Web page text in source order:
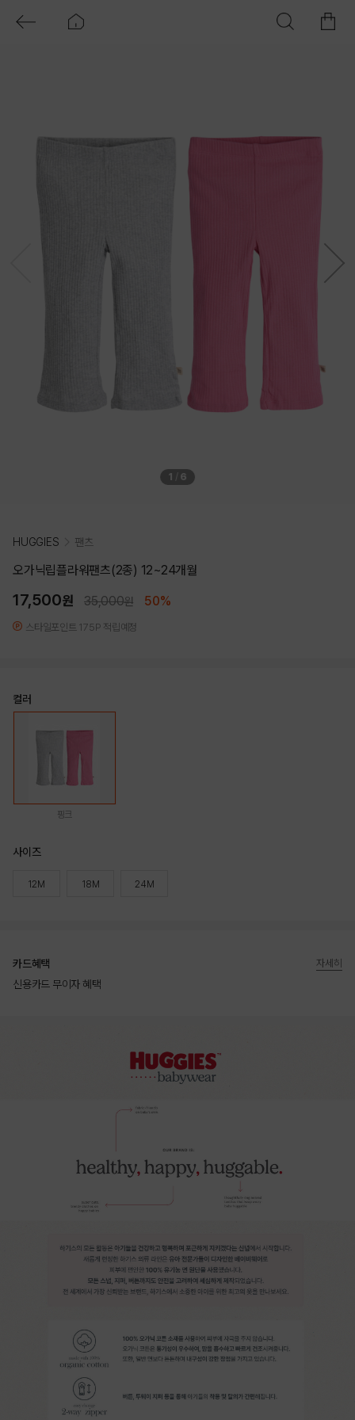
1 / 6
HUGGIES 팬츠
오가닉립플라워팬츠(2종) 12~24개월
17,500원 35,000원 50%
스타일포인트 175P 적립예정
컬러
핑크
사이즈
12M 18M 24M
카드혜택
신용카드 무이자 혜택
자세히